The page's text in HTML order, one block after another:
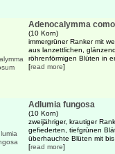
Adenocalymma
(10 Korn)
immergrüner Ranker mit
aus lanzettlichen,
röhrenförmigen Blüten in
[read more]
Adlumia fungosa
(10 Korn)
zweijähriger, krautiger
gefiederten, tiefgrünen
überhauchte Blüten mit
[read more]